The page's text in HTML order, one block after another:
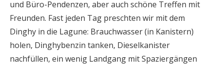
und Büro-Pendenzen, aber auch schöne Treffen mit
Freunden. Fast jeden Tag preschten wir mit dem
Dinghy in die Lagune: Brauchwasser (in Kanistern)
holen, Dinghybenzin tanken, Dieselkanister
nachfüllen, ein wenig Landgang mit Spaziergängen